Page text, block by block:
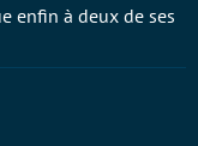
enfin à deux de ses